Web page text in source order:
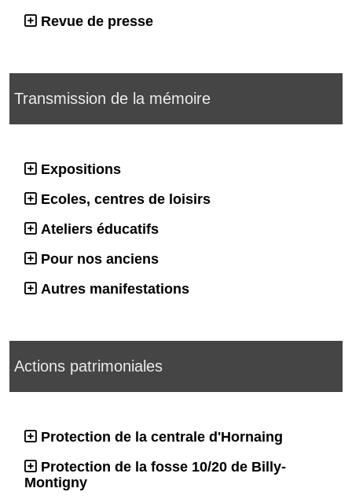
Revue de presse
Transmission de la mémoire
Expositions
Ecoles, centres de loisirs
Ateliers éducatifs
Pour nos anciens
Autres manifestations
Actions patrimoniales
Protection de la centrale d'Hornaing
Protection de la fosse 10/20 de Billy-
Montigny